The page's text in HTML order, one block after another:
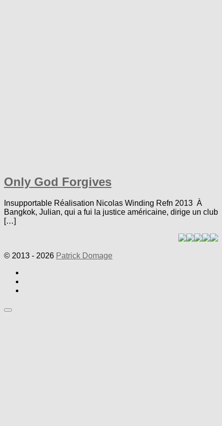
Only God Forgives
Insupportable Réalisation Nicolas Winding Refn 2013 À
Bangkok, Julian, qui a fui la justice américaine, dirige un club
[…]
© 2013 - 2026 Patrick Domage